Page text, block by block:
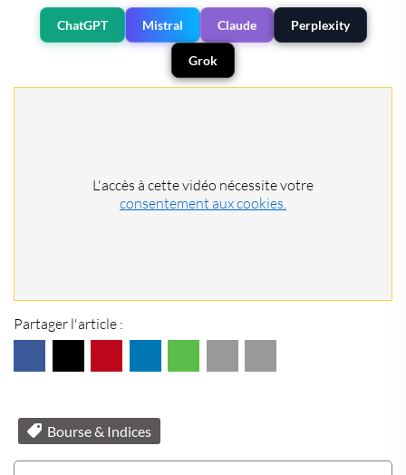
ChatGPT Mistral Claude Perplexity
Grok
L'accès à cette vidéo nécessite votre
consentement aux cookies.
Partager l'article :
Bourse & Indices